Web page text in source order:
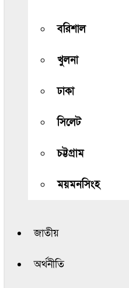
বরিশাল
খুলনা
ঢাকা
সিলেট
চট্টগ্রাম
ময়মনসিংহ
জাতীয়
অর্থনীতি